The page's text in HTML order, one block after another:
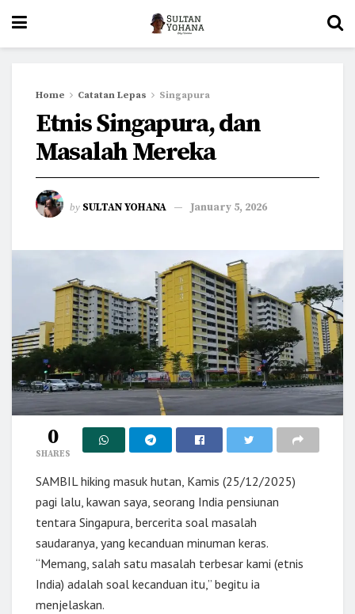
Home Catatan Lepas Singapura
Etnis Singapura, dan
Masalah Mereka
by SULTAN YOHANA January 5, 2026
0
SHARES
SAMBIL hiking masuk hutan, Kamis (25/12/2025)
pagi lalu, kawan saya, seorang India pensiunan
tentara Singapura, bercerita soal masalah
saudaranya, yang kecanduan minuman keras.
“Memang, salah satu masalah terbesar kami (etnis
India) adalah soal kecanduan itu,” begitu ia
menjelaskan.